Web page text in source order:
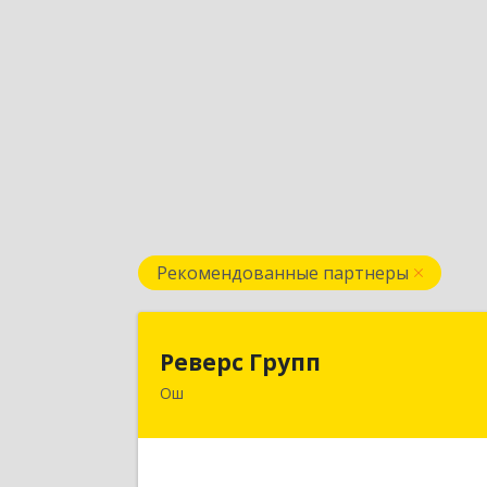
Рекомендованные партнеры
Реверс Групп
Ош
Кыргызская Республика, 723500, г.Ош,